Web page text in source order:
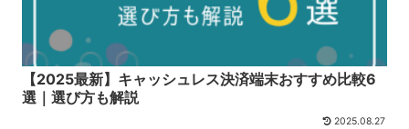
【2025最新】キャッシュレス決済端末おすすめ比較6
選｜選び方も解説
2025.08.27